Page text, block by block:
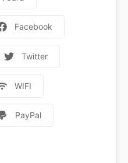
Facebook
Twitter
WIFI
PayPal